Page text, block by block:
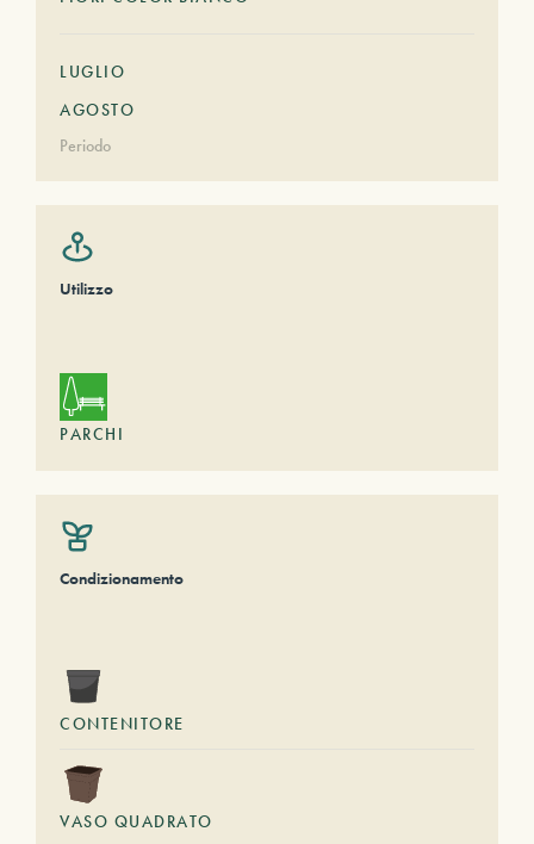
LUGLIO
AGOSTO
Periodo
Utilizzo
PARCHI
Condizionamento
CONTENITORE
VASO QUADRATO